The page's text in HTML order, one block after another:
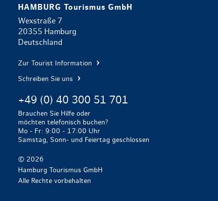
HAMBURG Tourismus GmbH
Wexstraße 7
20355 Hamburg
Deutschland
Zur Tourist Information
Schreiben Sie uns
+49 (0) 40 300 51 701
Brauchen Sie Hilfe oder
möchten telefonisch buchen?
Mo - Fr: 9:00 - 17:00 Uhr
Samstag, Sonn- und Feiertag geschlossen
© 2026
Hamburg Tourismus GmbH
Alle Rechte vorbehalten